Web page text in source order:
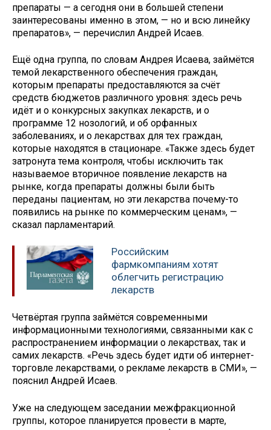
препараты — а сегодня они в большей степени
заинтересованы именно в этом, — но и всю линейку
препаратов», — перечислил Андрей Исаев.
Ещё одна группа, по словам Андрея Исаева, займётся
темой лекарственного обеспечения граждан,
которым препараты предоставляются за счёт
средств бюджетов различного уровня: здесь речь
идёт и о конкурсных закупках лекарств, и о
программе 12 нозологий, и об орфанных
заболеваниях, и о лекарствах для тех граждан,
которые находятся в стационаре. «Также здесь будет
затронута тема контроля, чтобы исключить так
называемое вторичное появление лекарств на
рынке, когда препараты должны были быть
переданы пациентам, но эти лекарства почему-то
появились на рынке по коммерческим ценам», —
сказал парламентарий.
Российским
фармкомпаниям хотят
облегчить регистрацию
лекарств
Четвёртая группа займётся современными
информационными технологиями, связанными как с
распространением информации о лекарствах, так и
самих лекарств. «Речь здесь будет идти об интернет-
торговле лекарствами, о рекламе лекарств в СМИ», —
пояснил Андрей Исаев.
Уже на следующем заседании межфракционной
группы, которое планируется провести в марте,